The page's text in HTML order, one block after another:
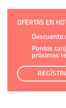
OFERTAS EN
Descuento
Puntos
próximas